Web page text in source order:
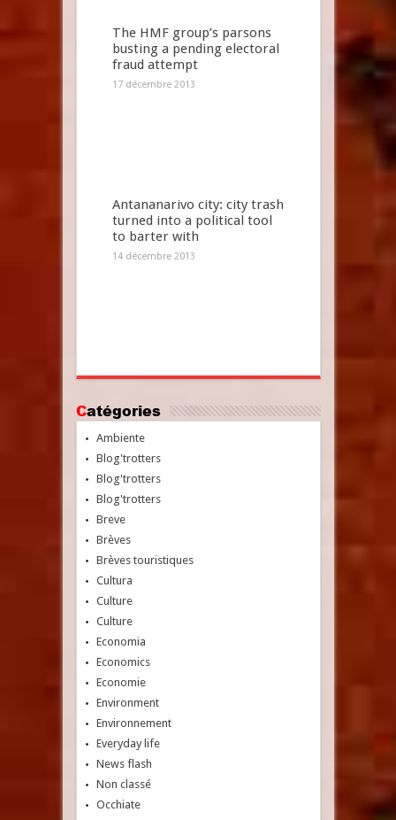
The HMF group’s parsons
busting a pending electoral
fraud attempt
17 décembre 2013
Antananarivo city: city trash
turned into a political tool
to barter with
14 décembre 2013
Catégories
Ambiente
Blog'trotters
Blog'trotters
Blog'trotters
Breve
Brèves
Brèves touristiques
Cultura
Culture
Culture
Economia
Economics
Economie
Environment
Environnement
Everyday life
News flash
Non classé
Occhiate